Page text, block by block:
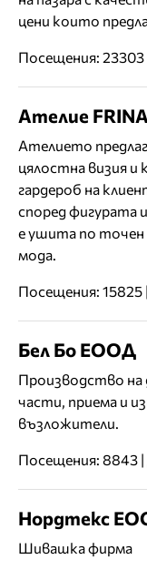
цени които
Посещения:
Ателие FRINA
Ателието
цялостна визия и
гардероб на
според фигурата
е ушита по точен
мода.
Посещения:
Бел Бо ЕООД
Производство на
части, приема и
възложители.
Посещения: 8843
Нордтекс
Шивашка фирма